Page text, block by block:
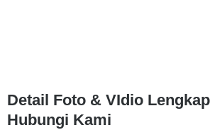
Detail Foto & VIdio
Hubungi Kami